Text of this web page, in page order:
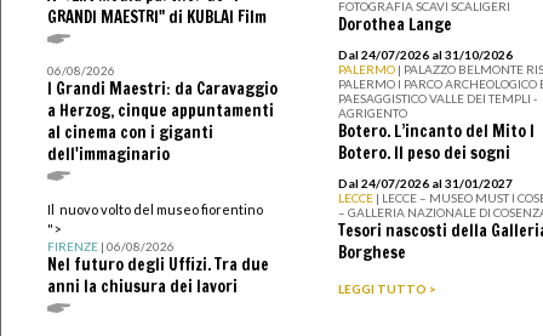
GRANDI MAESTRI" di KUBLAI Film
06/08/2026
I Grandi Maestri: da Caravaggio
a Herzog, cinque appuntamenti
al cinema con i giganti
dell'immaginario
Il nuovo volto del museo fiorentino
">
FIRENZE| 06/08/2026
Nel futuro degli Uffizi. Tra due
anni la chiusura dei lavori
FOTOGRAFIA SCAVI SCALIGERI
Dorothea Lange
Dal 24/07/2026 al 31/10/2026
PALERMO | PALAZZO BELMONTE
PALERMO I PARCO ARCHEOLOGICO
PAESAGGISTICO VALLE DEI TEMPLI -
AGRIGENTO
Botero. L’incanto del Mito I
Botero. Il peso dei sogni
Dal 24/07/2026 al 31/01/2027
LECCE | LECCE – MUSEO MUST I
– GALLERIA NAZIONALE DI
Tesori nascosti della
Borghese
LEGGI TUTTO >